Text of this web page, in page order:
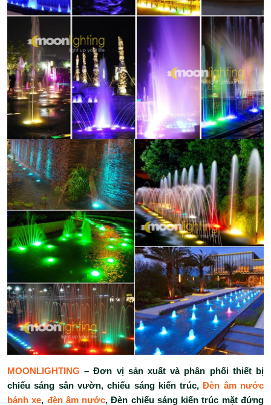
MOONLIGHTING – Đơn vị sản xuất và phân phối thiết bị
chiếu sáng sân vườn, chiếu sáng kiến trúc,Đèn âm nước
bánh xe, đèn âm nước, Đèn chiếu sáng kiến trúc mặt đứng